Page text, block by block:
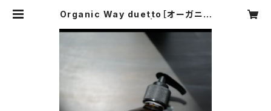
Organic Way duetto［オーガニッ
リンプス]